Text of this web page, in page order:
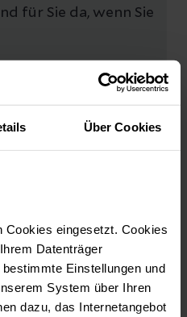
Über Cookies
Cookies eingesetzt. Cookies
Datenträger
Einstellungen und
System über Ihren
dazu, das Internetangebot
für Sie da, wenn Sie
unter
Sie uns
zu gesetzlichen
der mentalen
Wir machen es